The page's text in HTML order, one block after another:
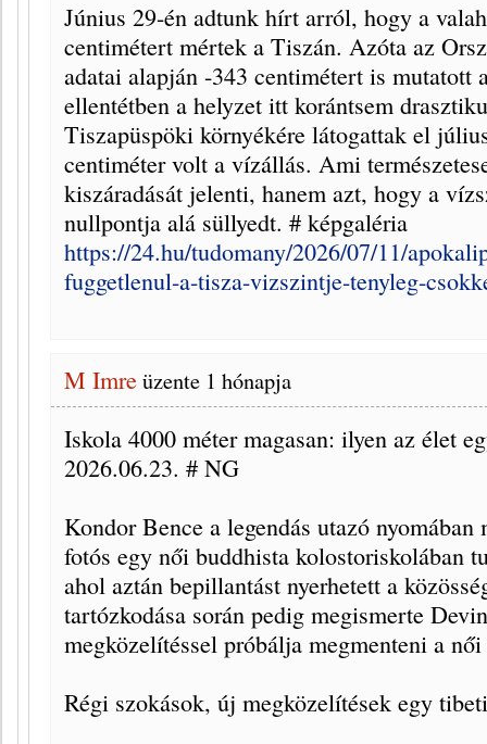
Június 29-én adtunk hírt arról, hogy a
centimétert mértek a Tiszán. Azóta az
adatai alapján -343 centimétert is mutatott
ellentétben a helyzet itt korántsem
Tiszapüspöki környékére látogattak el
centiméter volt a vízállás. Ami
kiszáradását jelenti, hanem azt, hogy a
nullpontja alá süllyedt. # képgaléria
https://24.hu/tudomany/2026/07/11/
fuggetlenul-a-tisza-vizszintje-tenyleg-
M Imreüzente 1 hónapja
Iskola 4000 méter magasan: ilyen az élet
2026.06.23. # NG
Kondor Bence a legendás utazó
fotós egy női buddhista kolostoriskolában
ahol aztán bepillantást nyerhetett a
tartózkodása során pedig megismerte
megközelítéssel próbálja megmenteni a
Régi szokások, új megközelítések egy